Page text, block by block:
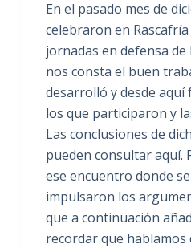
En el pasado mes de
celebraron en
jornadas en defensa
nos consta el buen
desarrolló y desde aquí
los que participaron y
Las conclusiones de
pueden consultar aquí.
ese encuentro donde
impulsaron los
que a continuación
recordar que